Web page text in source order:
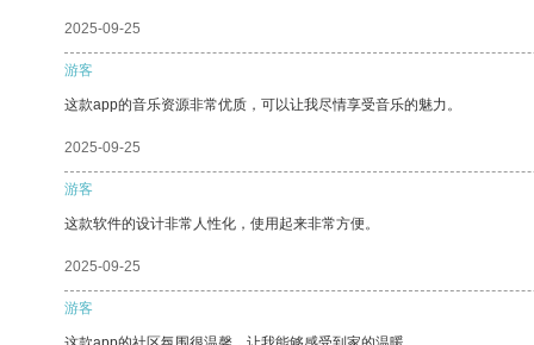
2025-09-25
游客
这款app的音乐资源非常优质，可以让我尽情享受音乐的魅力。
2025-09-25
游客
这款软件的设计非常人性化，使用起来非常方便。
2025-09-25
游客